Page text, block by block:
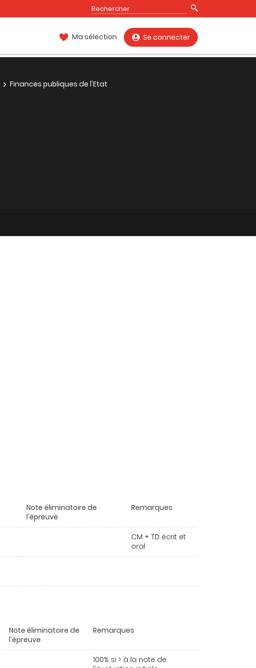
Ma sélection Se connecter
Finances publiques de l'Etat
Note éliminatoire de
l'épreuve
Remarques
CM + TD écrit et
oral
Note éliminatoire de
l'épreuve
Remarques
100% si > à la note de